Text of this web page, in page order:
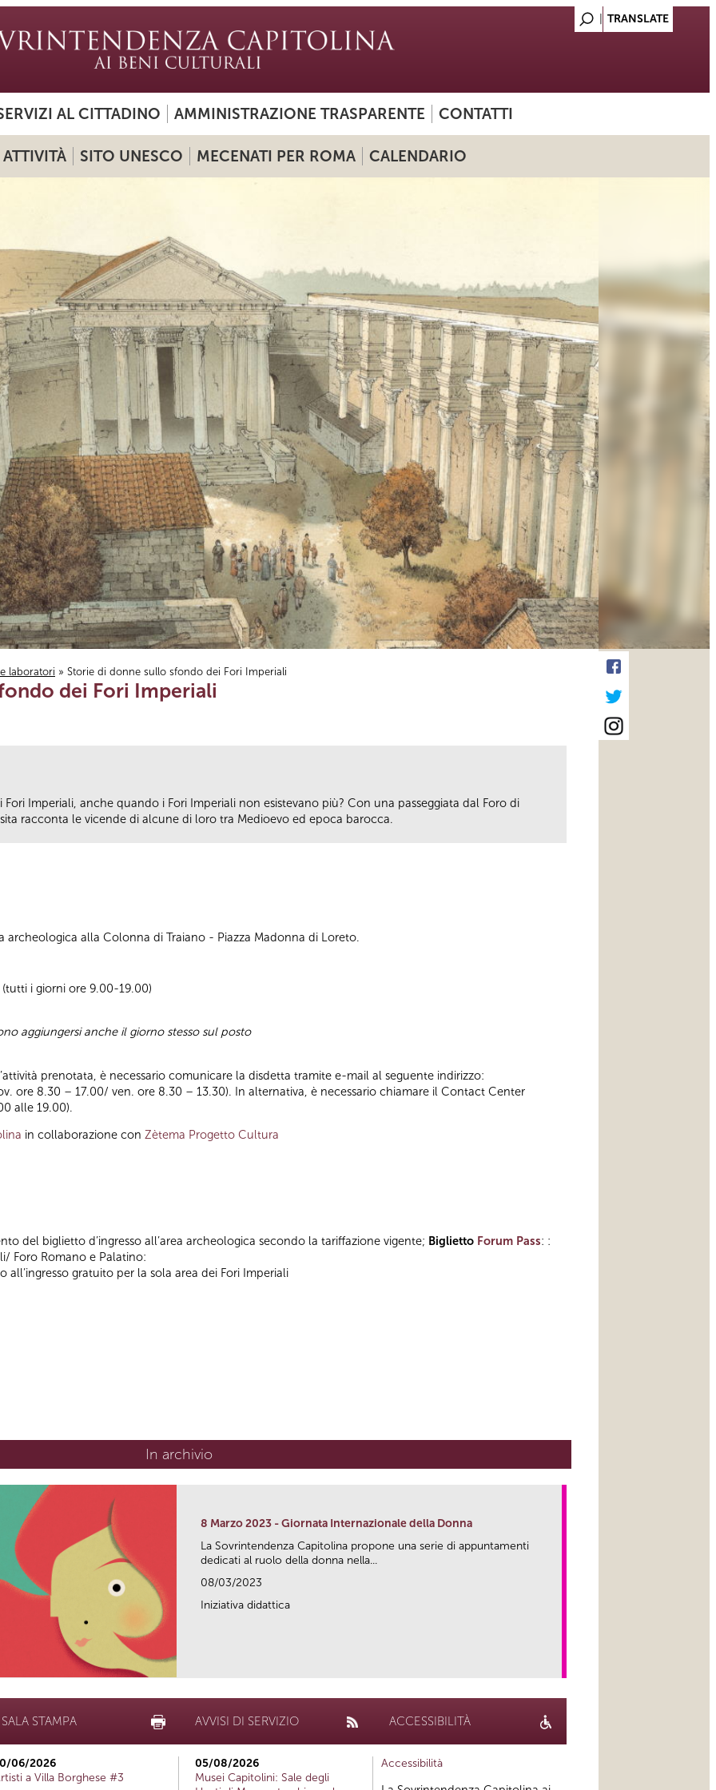
AL CITTADINO AMMINISTRAZIONE TRASPARENTE CONTATTI
ATTIVITÀ SITO UNESCO MECENATI PER ROMA CALENDARIO
laboratori » Storie di donne sullo sfondo dei Fori Imperiali
dei Fori Imperiali
Imperiali, anche quando i Fori Imperiali non esistevano più? Con una passeggiata dal Foro di
racconta le vicende di alcune di loro tra Medioevo ed epoca barocca.
archeologica alla Colonna di Traiano - Piazza Madonna di Loreto.
i giorni ore 9.00-19.00)
aggiungersi anche il giorno stesso sul posto
prenotata, è necessario comunicare la disdetta tramite e-mail al seguente indirizzo:
ore 8.30 – 17.00/ ven. ore 8.30 – 13.30). In alternativa, è necessario chiamare il Contact Center
alle 19.00).
in collaborazione con Zètema Progetto Cultura
del biglietto d’ingresso all’area archeologica secondo la tariffazione vigente; Biglietto Forum Pass: :
Foro Romano e Palatino:
all’ingresso gratuito per la sola area dei Fori Imperiali
In archivio
8 Marzo 2023 - Giornata Internazionale della Donna
La Sovrintendenza Capitolina propone una serie di appuntamenti
dedicati al ruolo della donna nella...
08/03/2023
Iniziativa didattica
SALA STAMPA
06/2026
a Villa Borghese #3
AVVISI DI SERVIZIO
05/08/2026
Musei Capitolini: Sale degli
ACCESSIBILITÀ
Accessibilità